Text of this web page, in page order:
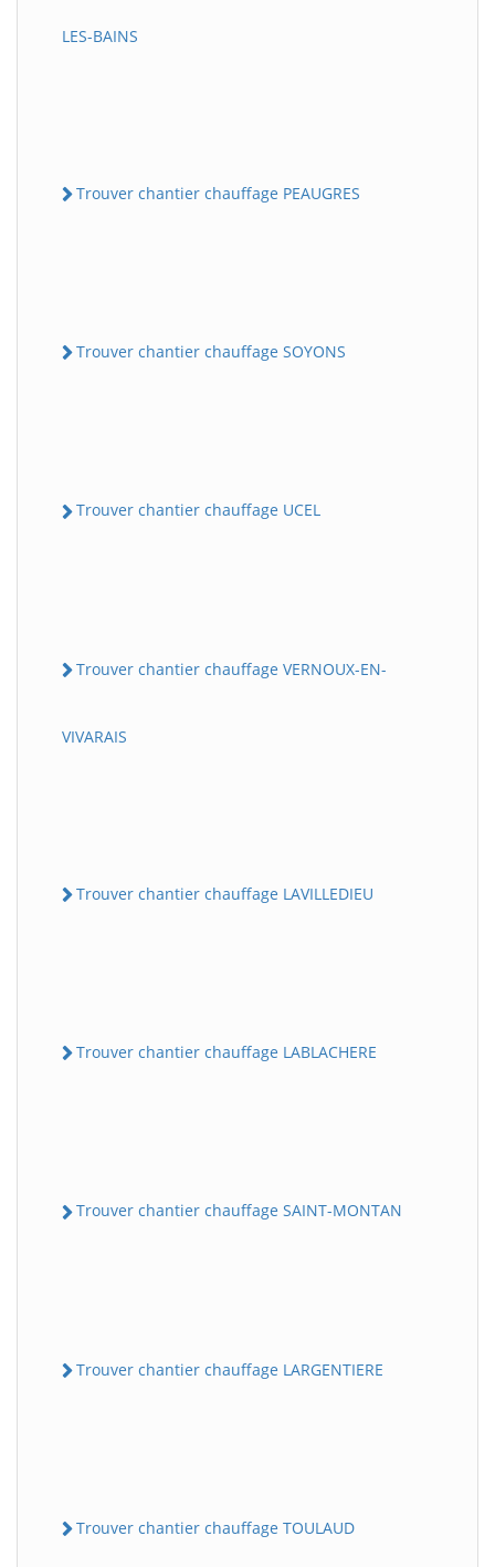
LES-BAINS
Trouver chantier chauffage PEAUGRES
Trouver chantier chauffage SOYONS
Trouver chantier chauffage UCEL
Trouver chantier chauffage VERNOUX-EN-
VIVARAIS
Trouver chantier chauffage LAVILLEDIEU
Trouver chantier chauffage LABLACHERE
Trouver chantier chauffage SAINT-MONTAN
Trouver chantier chauffage LARGENTIERE
Trouver chantier chauffage TOULAUD